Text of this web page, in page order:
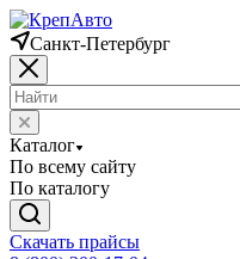
Санкт-Петербург
Каталог
По всему сайту
По каталогу
Скачать прайсы